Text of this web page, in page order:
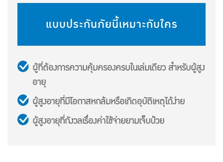
แบบประกันภัยนี้เหมาะกับใคร
ผู้ที่ต้องการความคุ้มครองครบในเล่มเดียว สำหรับผู้สูง
อายุ
ผู้สูงอายุที่มีโอกาสหกล้มหรือเกิดอุบัติเหตุได้ง่าย
ผู้สูงอายุที่กังวลเรื่องค่าใช้จ่ายยามเจ็บป่วย